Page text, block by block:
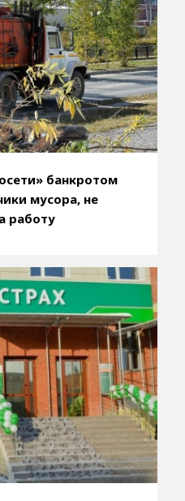
банкротом
мусора, не
работу